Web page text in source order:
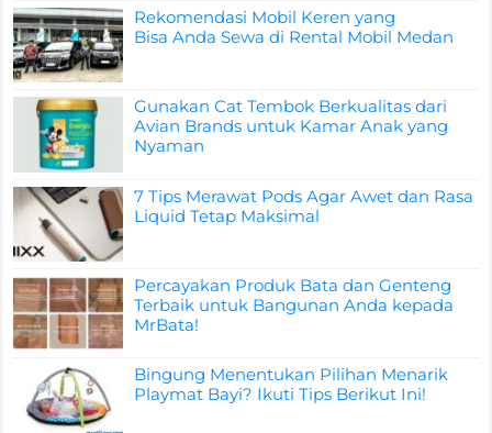
Rekomendasi Mobil Keren yang
Bisa Anda Sewa di Rental Mobil Medan
Gunakan Cat Tembok Berkualitas dari
Avian Brands untuk Kamar Anak yang
Nyaman
7 Tips Merawat Pods Agar Awet dan Rasa
Liquid Tetap Maksimal
Percayakan Produk Bata dan Genteng
Terbaik untuk Bangunan Anda kepada
MrBata!
Bingung Menentukan Pilihan Menarik
Playmat Bayi? Ikuti Tips Berikut Ini!